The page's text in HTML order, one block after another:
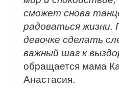
сможет снова
радоваться
девочке сделать
важный шаг к
обращается мама
Анастасия.